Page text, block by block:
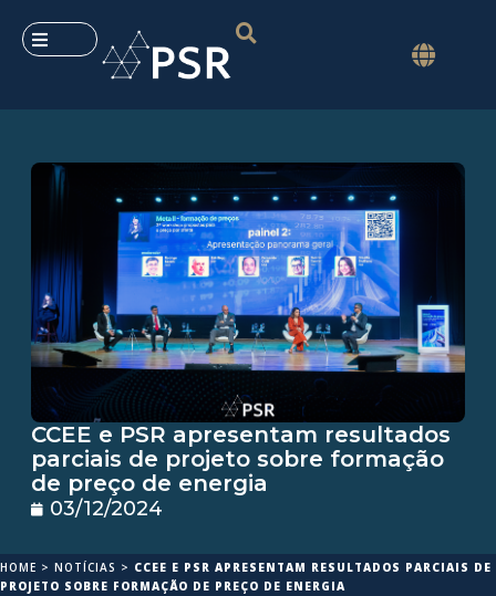
CCEE e PSR apresentam resultados
parciais de projeto sobre formação
de preço de energia
03/12/2024
HOME > NOTÍCIAS > CCEE E PSR APRESENTAM RESULTADOS PARCIAIS DE
PROJETO SOBRE FORMAÇÃO DE PREÇO DE ENERGIA